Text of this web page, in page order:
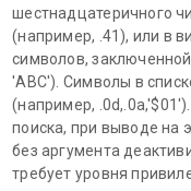
шестнадцатеричного
(например, .41), или в
символов,
'ABC'). Символы в
(например,
поиска, при выводе на
без аргумента
требует уровня